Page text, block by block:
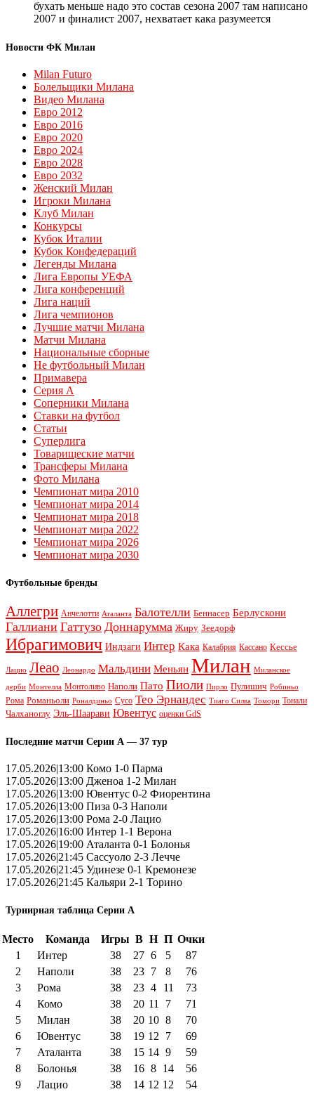
бухать меньше надо это состав сезона 2007 там написано
2007 и финалист 2007, нехватает кака разумеется
Новости ФК Милан
Milan Futuro
Болельщики Милана
Видео Милана
Евро 2012
Евро 2016
Евро 2020
Евро 2024
Евро 2028
Евро 2032
Женский Милан
Игроки Милана
Клуб Милан
Конкурсы
Кубок Италии
Кубок Конфедераций
Легенды Милана
Лига Европы УЕФА
Лига конференций
Лига наций
Лига чемпионов
Лучшие матчи Милана
Матчи Милана
Национальные сборные
Не футбольный Милан
Примавера
Серия А
Соперники Милана
Ставки на футбол
Статьи
Суперлига
Товарищеские матчи
Трансферы Милана
Фото Милана
Чемпионат мира 2010
Чемпионат мира 2014
Чемпионат мира 2018
Чемпионат мира 2022
Чемпионат мира 2026
Чемпионат мира 2030
Футбольные бренды
Аллегри Анчелотти Аталанта Балотелли Беннасер Берлускони
Галлиани Гаттузо Доннарумма Жиру Зеедорф
Ибрагимович Индзаги Интер Кака Калабрия Кассано Кессье
Лацио Леао Леонардо Мальдини Меньян Милан Миланское
дерби Монтелла Монтоливо Наполи Пато Пиоли Пирло Пулишич Робиньо
Рома Романьоли Роналдиньо Сусо Тео Эрнандес Тиаго Силва Томори Тонали
Чалханоглу Эль-Шаарави Ювентус оценки GdS
Последние матчи Серии А — 37 тур
17.05.2026|13:00 Комо 1-0 Парма
17.05.2026|13:00 Дженоа 1-2 Милан
17.05.2026|13:00 Ювентус 0-2 Фиорентина
17.05.2026|13:00 Пиза 0-3 Наполи
17.05.2026|13:00 Рома 2-0 Лацио
17.05.2026|16:00 Интер 1-1 Верона
17.05.2026|19:00 Аталанта 0-1 Болонья
17.05.2026|21:45 Сассуоло 2-3 Лечче
17.05.2026|21:45 Удинезе 0-1 Кремонезе
17.05.2026|21:45 Кальяри 2-1 Торино
Турнирная таблица Серии А
Место Команда Игры В Н П Очки
1
Интер 38 27 6 5
87
2
Наполи 38 23 7 8
76
3
Рома 38 23 4 11
73
4
Комо 38 20 11 7
71
5
Милан 38 20 10 8
70
6
Ювентус 38 19 12 7
69
7
Аталанта 38 15 14 9
59
8
Болонья 38 16 8 14
56
9
Лацио 38 14 12 12
54